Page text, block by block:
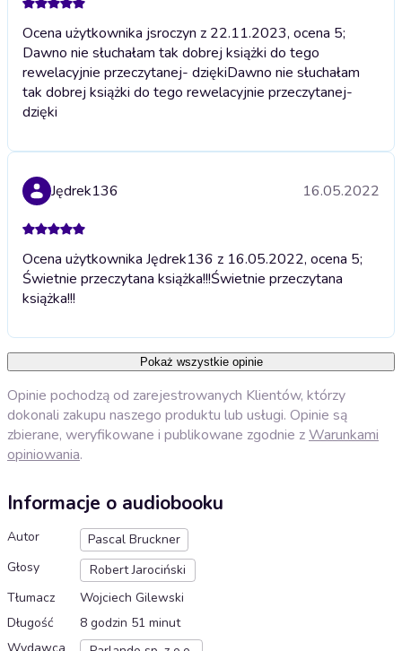
Ocena użytkownika jsroczyn z 22.11.2023, ocena 5;
Dawno nie słuchałam tak dobrej książki do tego
rewelacyjnie przeczytanej- dziękiDawno nie słuchałam
tak dobrej książki do tego rewelacyjnie przeczytanej-
dzięki
Jędrek136 16.05.2022
Ocena użytkownika Jędrek136 z 16.05.2022, ocena 5;
Świetnie przeczytana książka!!!Świetnie przeczytana
książka!!!
Pokaż wszystkie opinie
Opinie pochodzą od zarejestrowanych Klientów, którzy
dokonali zakupu naszego produktu lub usługi. Opinie są
zbierane, weryfikowane i publikowane zgodnie zWarunkami
opiniowania.
Informacje o audiobooku
Autor
Pascal Bruckner
Głosy
Robert Jarociński
Tłumacz
Wojciech Gilewski
Długość
8 godzin 51 minut